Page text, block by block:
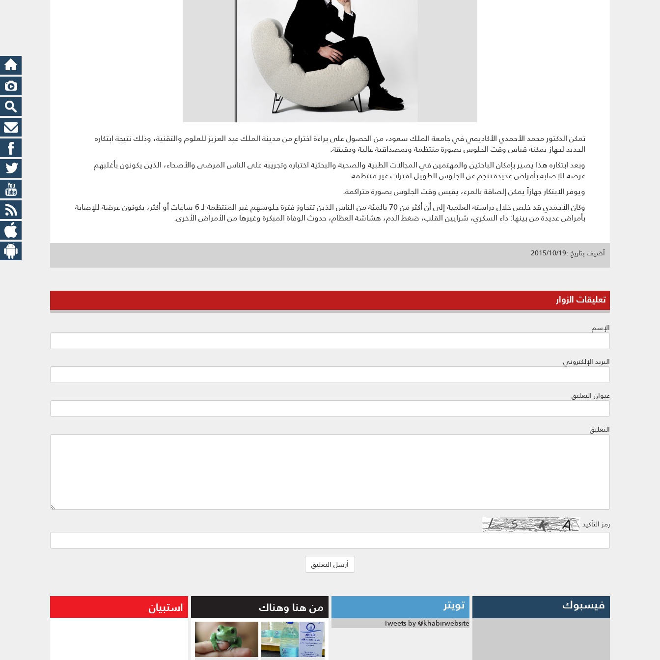
تمكن الدكتور محمد الأحمدي الأكاديمي في جامعة الملك سعود، من الحصول على براءة اختراع من مدينة الملك عبد العزيز للعلوم والتقنية، وذلك نتيجة ابتكاره
الجديد لجهاز يمكنه قياس وقت الجلوس بصورة منتظمة وبمصداقية عالية ودقيقة.
وبعد ابتكاره هذا يصير بإمكان الباحثين والمهتمين في المجالات الطبية والصحية والبحثية اختباره وتجريبه على الناس المرضى والأصحاء، الذين يكونون بأغلبهم
عرضة للإصابة بأمراض عديدة تنجم عن الجلوس الطويل لفترات غير منتظمة.
ويوفر الابتكار جهازاً يمكن إلصاقة بالمرء، يقيس وقت الجلوس بصورة متراكمة.
وكان الأحمدي قد خلص خلال دراسته العلمية إلى أن أكثر من 70 بالمئة من الناس الذين تتجاوز فترة جلوسهم غير المنتظمة لـ 6 ساعات أو أكثر، يكونون عرضة للإصابة
بأمراض عديدة من بينها: داء السكري، شرايين القلب، ضغط الدم، هشاشة العظام، حدوث الوفاة المبكرة وغيرها من الأمراض الأخرى.
أضيف بتاريخ :2015/10/19
تعليقات الزوار
الإسم
البريد الإلكتروني
عنوان التعليق
التعليق
رمز التأكيد
فيسبوك تويتر
Tweets by @khabirwebsite
من هنا وهناك استبيان